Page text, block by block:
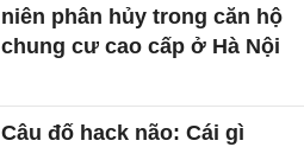
niên phân hủy trong căn hộ
chung cư cao cấp ở Hà Nội
Câu đố hack não: Cái gì